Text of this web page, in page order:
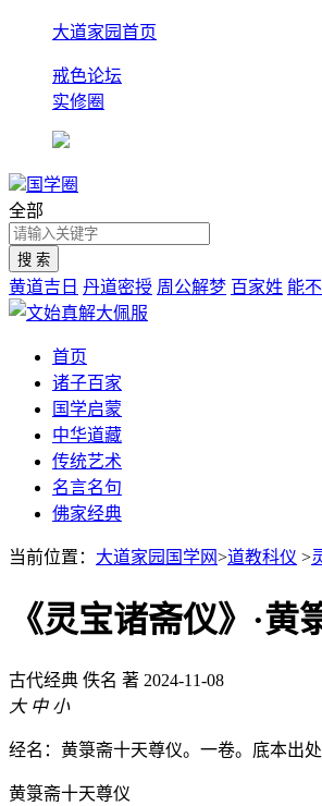
大道家园首页
戒色论坛
实修圈
国学圈
全部
黄道吉日 丹道密授 周公解梦 百家姓 能
首页
诸子百家
国学启蒙
中华道藏
传统艺术
名言名句
佛家经典
当前位置： 大道家园国学网>道教科仪 >
《灵宝诸斋仪》·黄
古代经典 佚名 著 2024-11-08
大 中 小
经名：黄箓斋十天尊仪。一卷。底本出
黄箓斋十天尊仪